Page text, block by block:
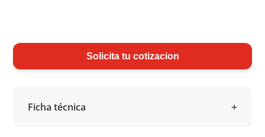
Solicita tu cotizacion
Ficha técnica